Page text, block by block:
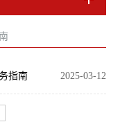
2025-03-12
指南